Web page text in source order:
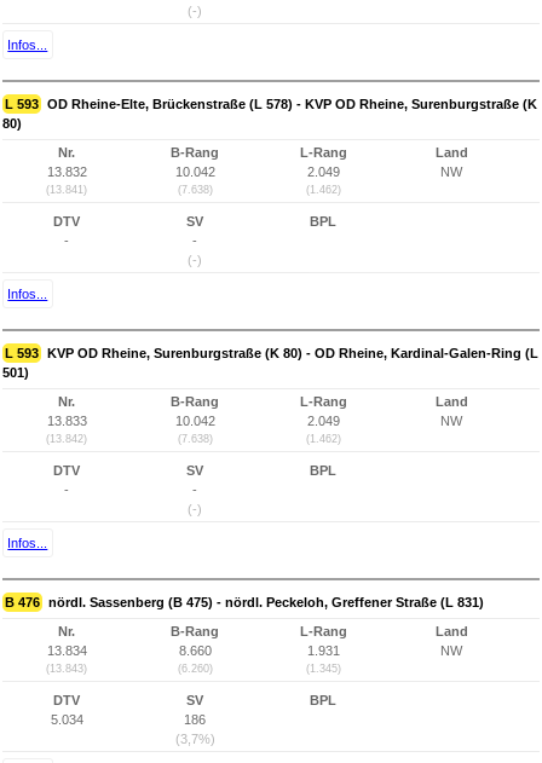
(-)
Infos...
L 593 OD Rheine-Elte, Brückenstraße (L 578) - KVP OD Rheine, Surenburgstraße (K
80)
Nr.
13.832
(13.841)
B-Rang
10.042
(7.638)
L-Rang
2.049
(1.462)
Land
NW
DTV
-
SV
-
(-)
BPL
Infos...
L 593 KVP OD Rheine, Surenburgstraße (K 80) - OD Rheine, Kardinal-Galen-Ring (L
501)
Nr.
13.833
(13.842)
B-Rang
10.042
(7.638)
L-Rang
2.049
(1.462)
Land
NW
DTV
-
SV
-
(-)
BPL
Infos...
B 476 nördl. Sassenberg (B 475) - nördl. Peckeloh, Greffener Straße (L 831)
Nr.
13.834
(13.843)
B-Rang
8.660
(6.260)
L-Rang
1.931
(1.345)
Land
NW
DTV
5.034
SV
186
(3,7%)
BPL